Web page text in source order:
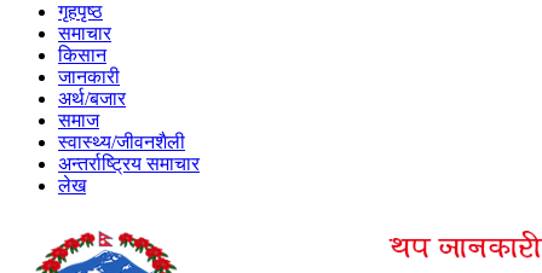
गृहपृष्ठ
समाचार
किसान
जानकारी
अर्थ/बजार
समाज
स्वास्थ्य/जीवनशैली
अन्तर्राष्ट्रिय समाचार
लेख